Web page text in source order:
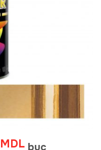
MDLPrețul
buc